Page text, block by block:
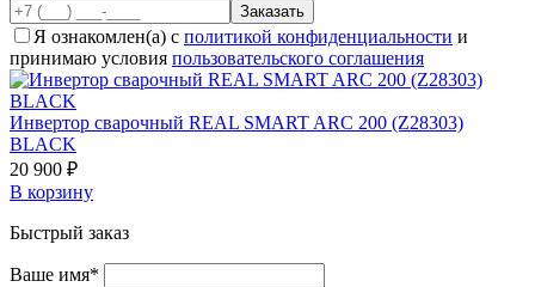
Я ознакомлен(а) с политикой конфиденциальности и
принимаю условия пользовательского соглашения
Инвертор сварочный REAL SMART ARC 200 (Z28303)
BLACK
20 900 ₽
В корзину
Быстрый заказ
Ваше имя*